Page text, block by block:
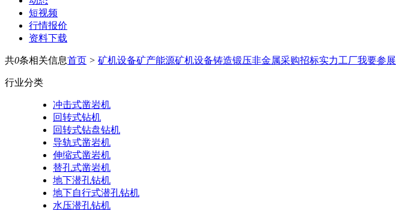
短视频
行情报价
资料下载
共0条相关信息首页 > 矿机设备矿产能源矿机设备铸造锻压非金属采购招标实力工厂我要参展
行业分类
冲击式凿岩机
回转式钻机
回转式钻盘钻机
导轨式凿岩机
伸缩式凿岩机
替孔式凿岩机
地下潜孔钻机
地下自行式潜孔钻机
水压潜孔钻机